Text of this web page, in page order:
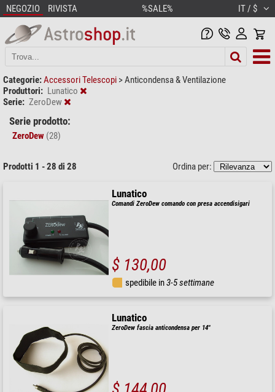
NEGOZIO RIVISTA %SALE% IT / $
Categorie:Accessori Telescopi >Anticondensa & Ventilazione
Produttori: Lunatico
Serie: ZeroDew
Serie prodotto:
ZeroDew (28)
Prodotti 1 - 28 di 28 Ordina per:
Lunatico
Comandi ZeroDew comando con presa accendisigari
$ 130,00
spedibile in3-5 settimane
Lunatico
ZeroDew fascia anticondensa per 14"